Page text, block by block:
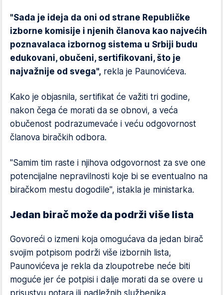
"Sada je ideja da oni od strane Republičke
izborne komisije i njenih članova kao najvećih
poznavalaca izbornog sistema u Srbiji budu
edukovani, obučeni, sertifikovani, što je
najvažnije od svega", rekla je Paunovićeva.
Kako je objasnila, sertifikat će važiti tri godine,
nakon čega će morati da se obnovi, a veća
obučenost podrazumevaće i veću odgovornost
članova biračkih odbora.
"Samim tim raste i njihova odgovornost za sve one
potencijalne nepravilnosti koje bi se eventualno na
biračkom mestu dogodile", istakla je ministarka.
Jedan birač može da podrži više lista
Govoreći o izmeni koja omogućava da jedan birač
svojim potpisom podrži više izbornih lista,
Paunovićeva je rekla da zloupotrebe neće biti
moguće jer će potpisi i dalje morati da se overe u